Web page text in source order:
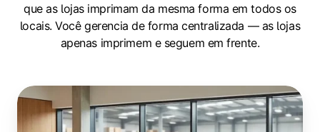
que as lojas imprimam da mesma forma em todos os
locais. Você gerencia de forma centralizada — as lojas
apenas imprimem e seguem em frente.